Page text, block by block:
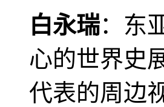
白永瑞：东
心的世界史
代表的周边